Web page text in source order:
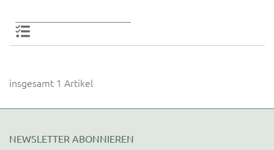
insgesamt 1 Artikel
NEWSLETTER ABONNIEREN